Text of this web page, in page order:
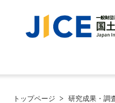
トップページ 研究成果・調